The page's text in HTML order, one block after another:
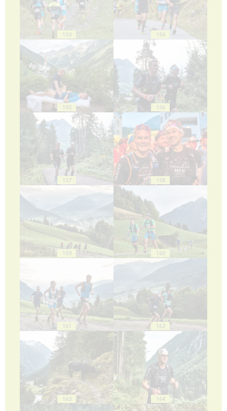
153 154
155 156
157 158
159 160
161 162
163 164